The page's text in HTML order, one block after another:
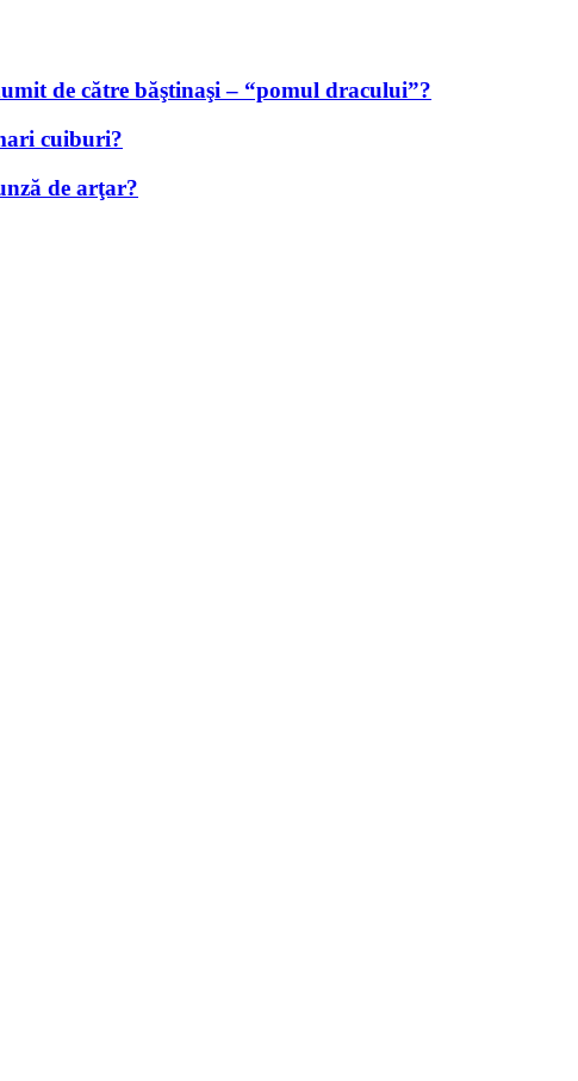
de către băştinaşi – “pomul dracului”?
cuiburi?
de arţar?